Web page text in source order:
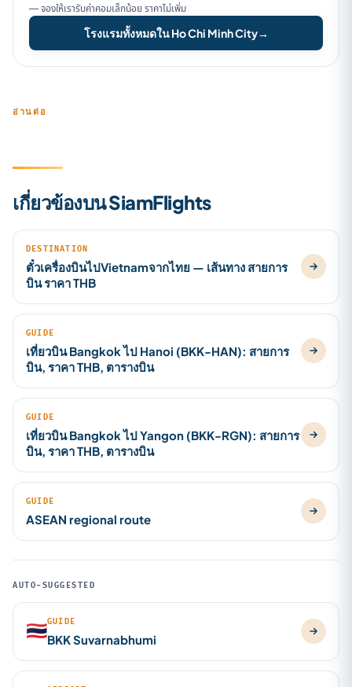
— จองให้เรารับค่าคอมเล็กน้อย ราคาไม่เพิ่ม
โรงแรมทั้งหมดใน Ho Chi Minh City→
อ่านต่อ
เกี่ยวข้องบน SiamFlights
DESTINATION
ตั๋วเครื่องบินไปVietnamจากไทย — เส้นทาง สายการ
บิน ราคา THB
GUIDE
เที่ยวบิน Bangkok ไป Hanoi (BKK-HAN): สายการ
บิน, ราคา THB, ตารางบิน
GUIDE
เที่ยวบิน Bangkok ไป Yangon (BKK-RGN): สายการ
บิน, ราคา THB, ตารางบิน
GUIDE
ASEAN regional route
AUTO-SUGGESTED
🇹🇭GUIDE
BKK Suvarnabhumi